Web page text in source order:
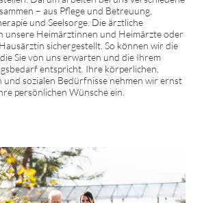
– aus Pflege und Betreuung,
und Seelsorge. Die ärztliche
unsere Heimärztinnen und Heimärzte oder
sichergestellt. So können wir die
Sie von uns erwarten und die Ihrem
entspricht. Ihre körperlichen,
und sozialen Bedürfnisse nehmen wir ernst
persönlichen Wünsche ein.